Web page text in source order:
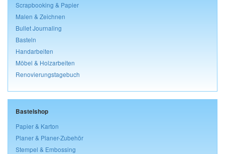
Scrapbooking & Papier
Malen & Zeichnen
Bullet Journaling
Basteln
Handarbeiten
Möbel & Holzarbeiten
Renovierungstagebuch
Bastelshop
Papier & Karton
Planer & Planer-Zubehör
Stempel & Embossing